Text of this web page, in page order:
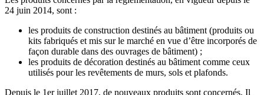
24 juin 2014, sont :
les produits de construction destinés au bâtiment (produits ou
kits fabriqués et mis sur le marché en vue d’être incorporés de
façon durable dans des ouvrages de bâtiment) ;
les produits de décoration destinés au bâtiment comme ceux
utilisés pour les revêtements de murs, sols et plafonds.
Depuis le 1er juillet 2017, de nouveaux produits sont concernés. Il